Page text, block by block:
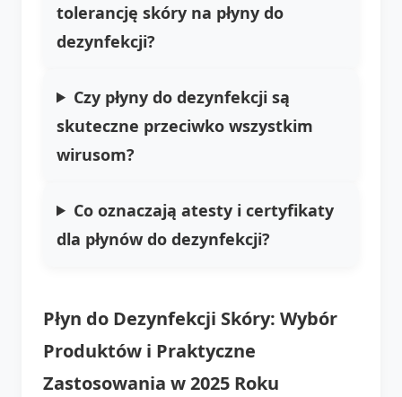
tolerancję skóry na płyny do
dezynfekcji?
Czy płyny do dezynfekcji są
skuteczne przeciwko wszystkim
wirusom?
Co oznaczają atesty i certyfikaty
dla płynów do dezynfekcji?
Płyn do Dezynfekcji Skóry: Wybór
Produktów i Praktyczne
Zastosowania w 2025 Roku